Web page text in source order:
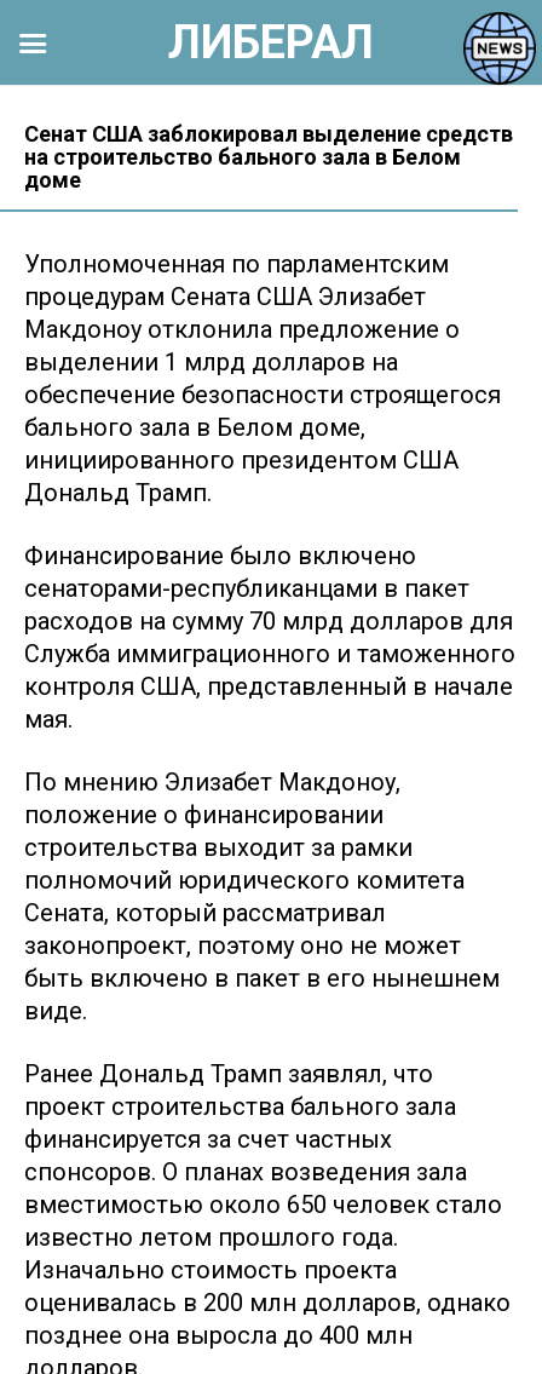
контенту
Сенат США заблокировал выделение средств
на строительство бального зала в Белом
доме
Уполномоченная по парламентским
процедурам Сената США Элизабет
Макдоноу отклонила предложение о
выделении 1 млрд долларов на
обеспечение безопасности строящегося
бального зала в Белом доме,
инициированного президентом США
Дональд Трамп.
Финансирование было включено
сенаторами-республиканцами в пакет
расходов на сумму 70 млрд долларов для
Служба иммиграционного и таможенного
контроля США, представленный в начале
мая.
По мнению Элизабет Макдоноу,
положение о финансировании
строительства выходит за рамки
полномочий юридического комитета
Сената, который рассматривал
законопроект, поэтому оно не может
быть включено в пакет в его нынешнем
виде.
Ранее Дональд Трамп заявлял, что
проект строительства бального зала
финансируется за счет частных
спонсоров. О планах возведения зала
вместимостью около 650 человек стало
известно летом прошлого года.
Изначально стоимость проекта
оценивалась в 200 млн долларов, однако
позднее она выросла до 400 млн
долларов.
ЛИБЕРАЛ